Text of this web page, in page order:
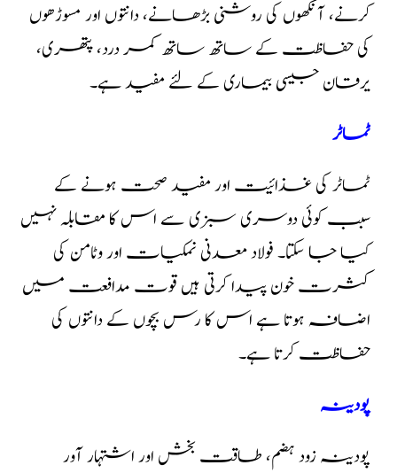
کرنے، آنکھوں کی روشنی بڑھانے، دانتوں اور مسوڑھوں
کی حفاظت کے ساتھ ساتھ کمر درد، پتھری،
یرقان جیسی بیماری کے لئے مفید ہے۔
ٹماٹر
ٹماٹر کی غذائیت اور مفید صحت ہونے کے
سبب کوئی دوسری سبزی سے اس کا مقابلہ نہیں
کیا جا سکتا۔ فولاد معدنی نمکیات اور وٹامن کی
کثرت خون پیدا کرتی ہیں قوت مدافعت میں
اضافہ ہوتا ہے اس کا رس بچوں کے دانتوں کی
حفاظت کرتا ہے۔
پودینہ
پودینہ زود ہضم، طاقت بخش اور اشتہار آور